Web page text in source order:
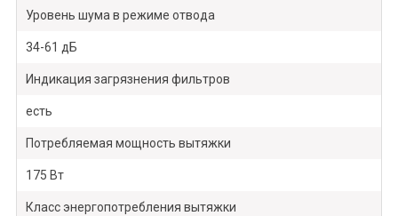
Уровень шума в режиме отвода
34-61 дБ
Индикация загрязнения фильтров
есть
Потребляемая мощность вытяжки
175 Вт
Класс энергопотребления вытяжки